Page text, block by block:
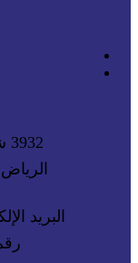
3932 شارع المصانع، حي الحمراء
البريد